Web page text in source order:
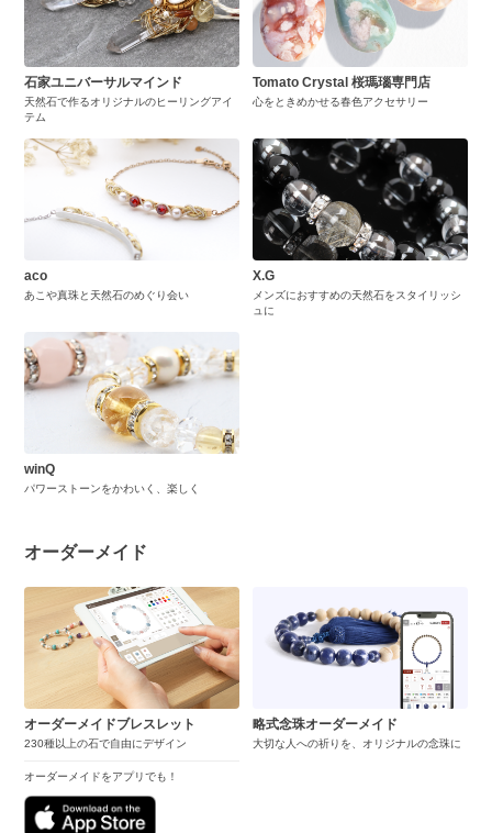
石家ユニバーサルマインド
天然石で作るオリジナルのヒーリングアイ
テム
Tomato Crystal 桜瑪瑙専門店
心をときめかせる春色アクセサリー
aco
あこや真珠と天然石のめぐり会い
X.G
メンズにおすすめの天然石をスタイリッシ
ュに
winQ
パワーストーンをかわいく、楽しく
オーダーメイド
オーダーメイドブレスレット
230種以上の石で自由にデザイン
オーダーメイドをアプリでも！
略式念珠オーダーメイド
大切な人への祈りを、オリジナルの念珠に